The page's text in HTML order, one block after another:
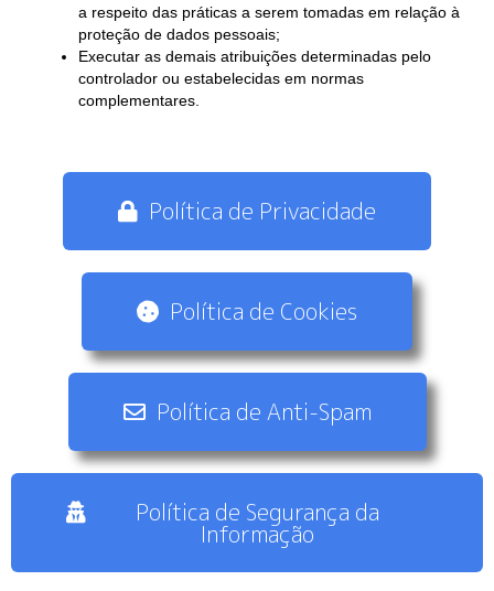
a respeito das práticas a serem tomadas em relação à
proteção de dados pessoais;
Executar as demais atribuições determinadas pelo
controlador ou estabelecidas em normas
complementares.
Política de Privacidade
Política de Cookies
Política de Anti-Spam
Política de Segurança da
Informação